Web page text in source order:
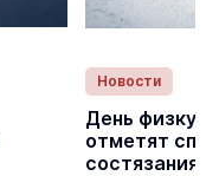
Новости
День
отметят